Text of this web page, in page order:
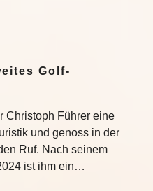
Golf-
Christoph Führer eine
und genoss in der
Ruf. Nach seinem
ist ihm ein…